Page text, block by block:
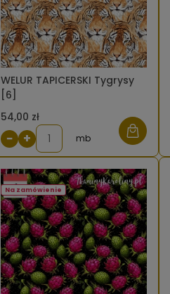
WELUR TAPICERSKI Tygrysy
[6]
54,00 zł
− + mb
Na zamówienie